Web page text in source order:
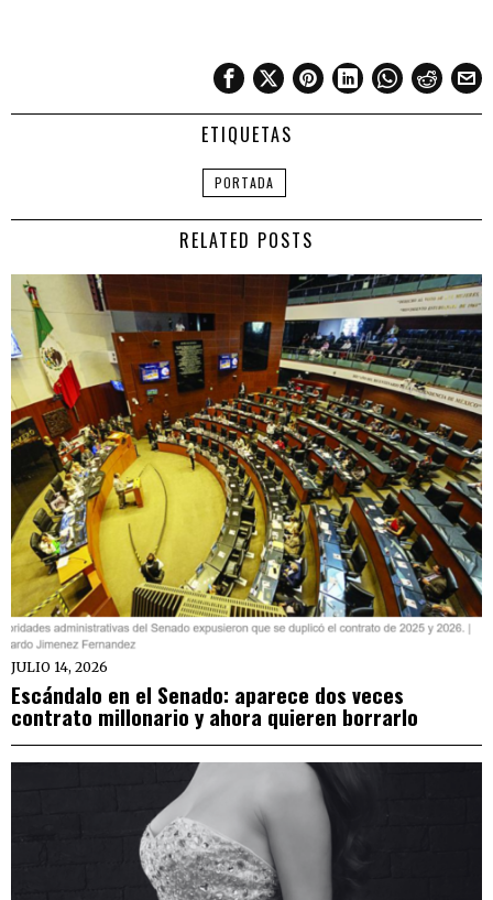
ETIQUETAS
PORTADA
RELATED POSTS
JULIO 14, 2026
Escándalo en el Senado: aparece dos veces
contrato millonario y ahora quieren borrarlo